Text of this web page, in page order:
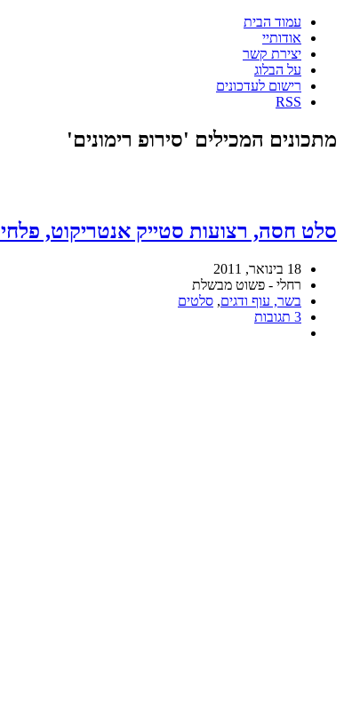
עמוד הבית
אודותיי
יצירת קשר
על הבלוג
רישום לעדכונים
RSS
מתכונים המכילים 'סירופ רימונים'
סלט חסה, רצועות סטייק אנטריקוט, פלחי
18 בינואר, 2011
רחלי - פשוט מבשלת
בשר, עוף ודגים, סלטים
3 תגובות